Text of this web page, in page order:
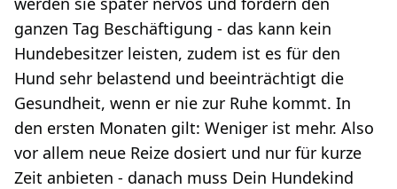
ganzen Tag Beschäftigung - das kann kein
Hundebesitzer leisten, zudem ist es für den
Hund sehr belastend und beeinträchtigt die
Gesundheit, wenn er nie zur Ruhe kommt. In
den ersten Monaten gilt: Weniger ist mehr. Also
vor allem neue Reize dosiert und nur für kurze
Zeit anbieten - danach muss Dein Hundekind